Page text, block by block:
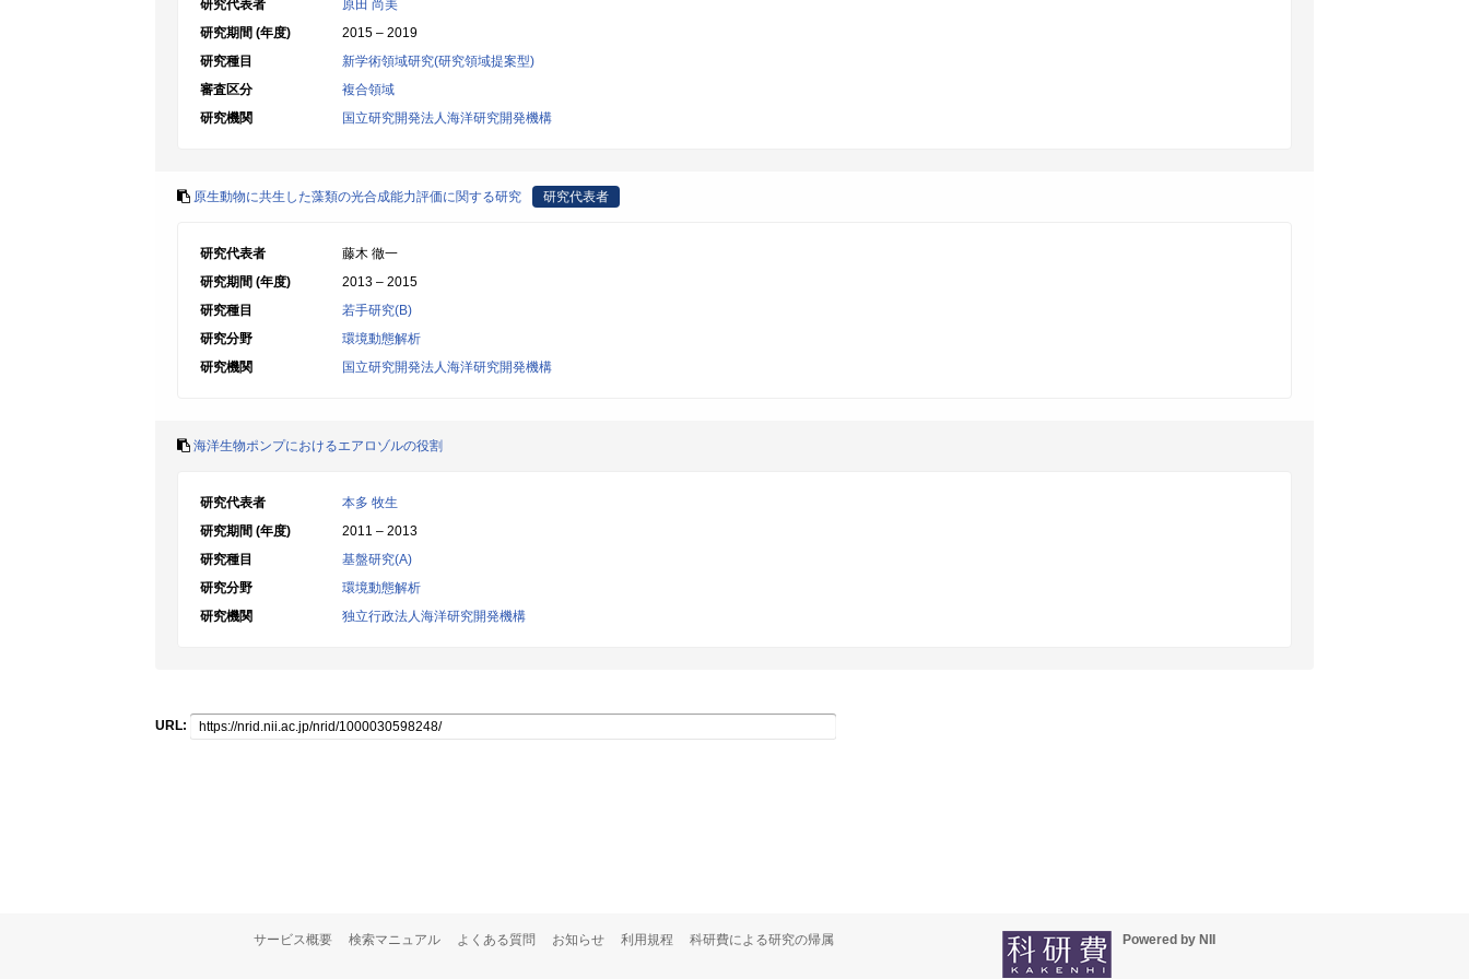
研究代表者
原田 尚美
研究期間 (年度)
2015 – 2019
研究種目
新学術領域研究(研究領域提案型)
審査区分
複合領域
研究機関
国立研究開発法人海洋研究開発機構
原生動物に共生した藻類の光合成能力評価に関する研究 研究代表者
研究代表者
藤木 徹一
研究期間 (年度)
2013 – 2015
研究種目
若手研究(B)
研究分野
環境動態解析
研究機関
国立研究開発法人海洋研究開発機構
海洋生物ポンプにおけるエアロゾルの役割
研究代表者
本多 牧生
研究期間 (年度)
2011 – 2013
研究種目
基盤研究(A)
研究分野
環境動態解析
研究機関
独立行政法人海洋研究開発機構
URL:
サービス概要 検索マニュアル よくある質問 お知らせ 利用規程 科研費による研究の帰属 Powered by NII